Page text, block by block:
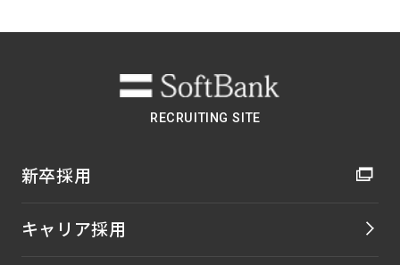
RECRUITING SITE
新卒採用
キャリア採用